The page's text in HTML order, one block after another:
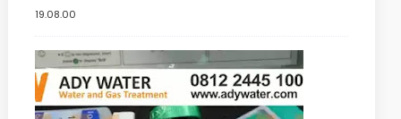
uv sterilizer terbaik
19.08.00